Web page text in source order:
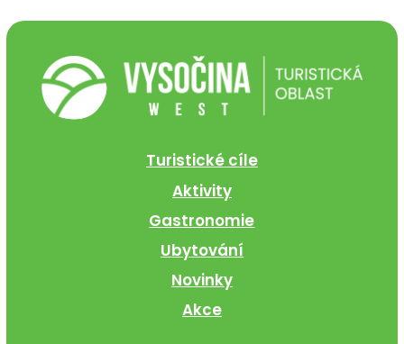
Turistické cíle
Aktivity
Gastronomie
Ubytování
Novinky
Akce